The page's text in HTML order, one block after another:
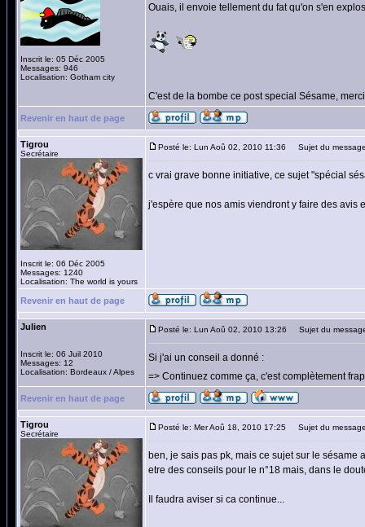
Inscrit le: 05 Déc 2005
Messages: 946
Localisation: Gotham city
Ouais, il envoie tellement du fat qu'on s'en
C'est de la bombe ce post special Sésame,
Revenir en haut de page
Tigrou
Secrétaire
Inscrit le: 06 Déc 2005
Messages: 1240
Localisation: The world is yours
Posté le: Lun Aoû 02, 2010 11:36 Sujet du
c vrai grave bonne initiative, ce sujet "spécial
j'espère que nos amis viendront y faire des avis
Revenir en haut de page
Julien
Inscrit le: 06 Juil 2010
Messages: 12
Localisation: Bordeaux / Alpes
Posté le: Lun Aoû 02, 2010 13:26 Sujet du
Si j'ai un conseil a donné :
=> Continuez comme ça, c'est complètement
Revenir en haut de page
Tigrou
Secrétaire
Posté le: Mer Aoû 18, 2010 17:25 Sujet du
ben, je sais pas pk, mais ce sujet sur le
etre des conseils pour le n°18 mais, dans le
Il faudra aviser si ca continue...